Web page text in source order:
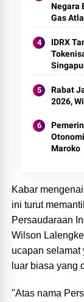
Negara
Gas
IDRX
Rabat
2026,
Maroko
Kabar
ini turut
Persaudaraan
Wilson
ucapan selamat
luar biasa yang
"Atas nama